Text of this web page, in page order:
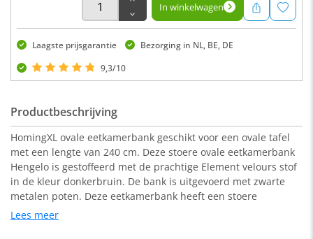
In winkelwagen
Laagste prijsgarantie
Bezorging in NL, BE, DE
9,3/10
Productbeschrijving
HomingXL ovale eetkamerbank geschikt voor een ovale tafel
met een lengte van 240 cm. Deze stoere ovale eetkamerbank
Hengelo is gestoffeerd met de prachtige Element velours stof
in de kleur donkerbruin. De bank is uitgevoerd met zwarte
metalen poten. Deze eetkamerbank heeft een stoere
uitstraling en is zowel geschikt voor een industrieel als een
Lees meer